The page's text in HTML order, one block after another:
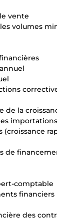
vente
volumes
de la
importations
(croissance
de
comptable
des